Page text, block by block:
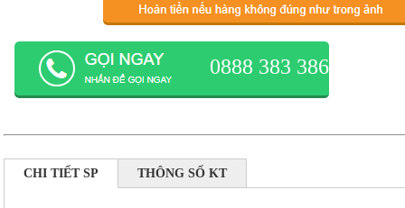
0888 383 386
CHI TIẾT SP THÔNG SỐ KT